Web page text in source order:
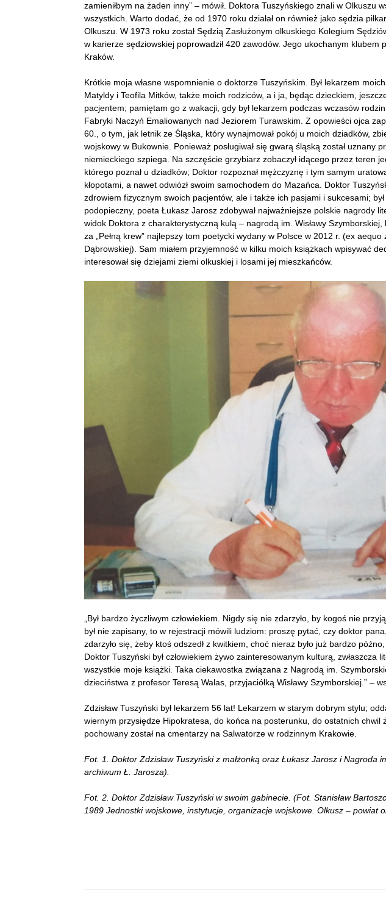
zamieniłbym na żaden inny” – mówił. Doktora Tuszyńskiego znali w Olkuszu
wszystkich. Warto dodać, że od 1970 roku działał on również jako sędzia
Olkuszu. W 1973 roku został Sędzią Zasłużonym olkuskiego Kolegium
w karierze sędziowskiej poprowadził 420 zawodów. Jego ukochanym klubem
Kraków.
Krótkie moja własne wspomnienie o doktorze Tuszyńskim. Był lekarzem
Matyldy i Teofila Mitków, także moich rodziców, a i ja, będąc dzieckiem,
pacjentem; pamiętam go z wakacji, gdy był lekarzem podczas wczasów
Fabryki Naczyń Emaliowanych nad Jeziorem Turawskim. Z opowieści ojca
60., o tym, jak letnik ze Śląska, który wynajmował pokój u moich dziadków,
wojskowy w Bukownie. Ponieważ posługiwał się gwarą śląską został uznany
niemieckiego szpiega. Na szczęście grzybiarz zobaczył idącego przez teren
którego poznał u dziadków; Doktor rozpoznał mężczyznę i tym samym
kłopotami, a nawet odwiózł swoim samochodem do Mazańca. Doktor
zdrowiem fizycznym swoich pacjentów, ale i także ich pasjami i sukcesami;
podopieczny, poeta Łukasz Jarosz zdobywał najważniejsze polskie nagrody
widok Doktora z charakterystyczną kulą – nagrodą im. Wisławy Szymborskiej,
za „Pełną krew” najlepszy tom poetycki wydany w Polsce w 2012 r. (ex aequo
Dąbrowskiej). Sam miałem przyjemność w kilku moich książkach wpisywać
interesował się dziejami ziemi olkuskiej i losami jej mieszkańców.
„Był bardzo życzliwym człowiekiem. Nigdy się nie zdarzyło, by kogoś nie
był nie zapisany, to w rejestracji mówili ludziom: proszę pytać, czy doktor
zdarzyło się, żeby ktoś odszedł z kwitkiem, choć nieraz było już bardzo
Doktor Tuszyński był człowiekiem żywo zainteresowanym kulturą, zwłaszcza
wszystkie moje książki. Taka ciekawostka związana z Nagrodą im.
dzieciństwa z profesor Teresą Walas, przyjaciółką Wisławy Szymborskiej.” –
Zdzisław Tuszyński był lekarzem 56 lat! Lekarzem w starym dobrym stylu;
wiernym przysiędze Hipokratesa, do końca na posterunku, do ostatnich chwil
pochowany został na cmentarzy na Salwatorze w rodzinnym Krakowie.
Fot. 1. Doktor Zdzisław Tuszyński z małżonką oraz Łukasz Jarosz i Nagroda
archiwum Ł. Jarosza).
Fot. 2. Doktor Zdzisław Tuszyński w swoim gabinecie. (Fot. Stanisław
1989 Jednostki wojskowe, instytucje, organizacje wojskowe. Olkusz – powiat